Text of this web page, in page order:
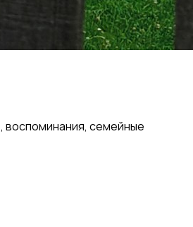
воспоминания, семейные